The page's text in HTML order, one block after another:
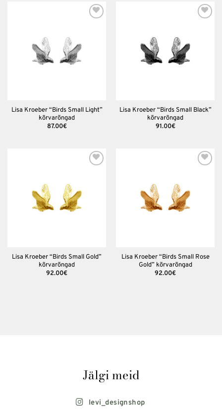
Lisa Kroeber “Birds Small Light”
kõrvarõngad
87.00€
Lisa Kroeber “Birds Small Black”
kõrvarõngad
91.00€
Lisa Kroeber “Birds Small Gold”
kõrvarõngad
92.00€
Lisa Kroeber “Birds Small Rose
Gold” kõrvarõngad
92.00€
Jälgi meid
levi_designshop